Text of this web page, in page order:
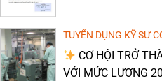
TUYỂN DỤNG KỸ SƯ
NHẬT BẢN (LƯƠNG
CƠ HỘI TRỞ
VỚI MỨC LƯƠNG